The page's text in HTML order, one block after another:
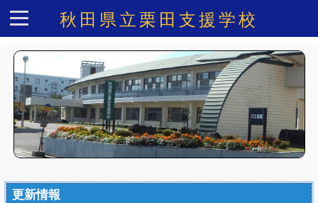
秋田県立栗田支援学校
更新情報